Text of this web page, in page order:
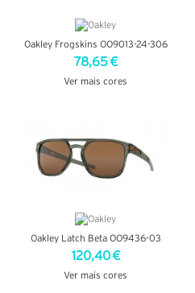
Oakley Frogskins OO9013-24-306
78,65 €
Ver mais cores
Oakley Latch Beta OO9436-03
120,40 €
Ver mais cores